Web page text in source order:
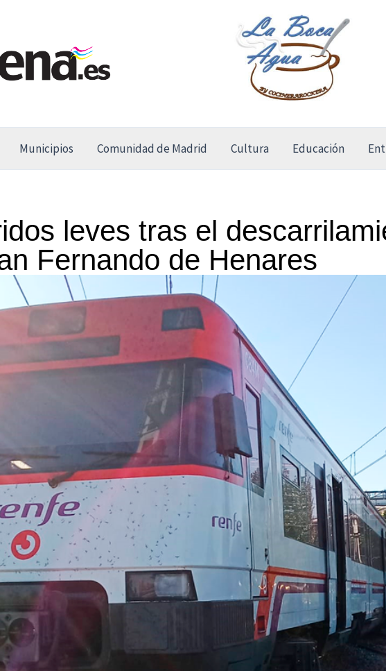
Municipios Comunidad de Madrid Cultura Educación
leves tras el
Fernando de Henares